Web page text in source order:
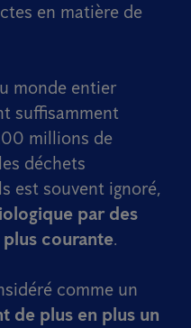
en matière de
monde entier
suffisamment
millions de
déchets
est souvent ignoré,
par des
plus courante.
comme un
de plus en plus un